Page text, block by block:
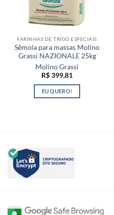
FARINHAS DE TRIGO ESPECIAIS
Sêmola para massas Molino
Grassi NAZIONALE 25kg
Molino Grassi
R$399,81
EU QUERO!